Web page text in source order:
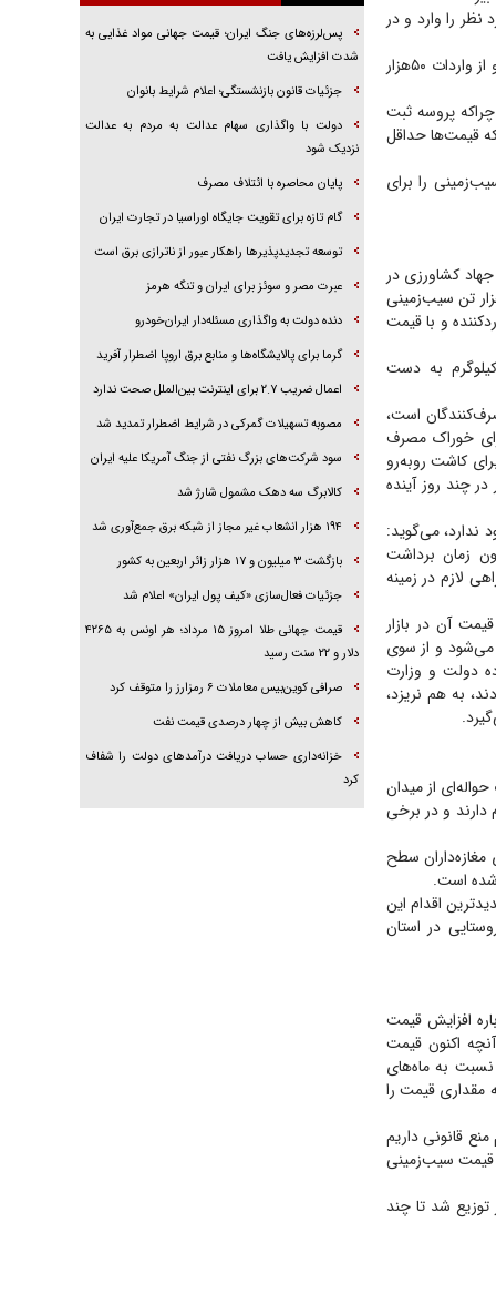
را وارد و در
روز گذشته وزیر جهاد کشاورزی و معاونش دلیل کمبود و گرانی سیب‌زمینی را آسیب‌شناسی کردند و از واردات ۵۰‌هزار
پروسه ثبت
که قیمت‌ها حداقل
را برای
کشاورزی در
قیمت و موجودی سیب‌زمینی می‌گوید: از روز چهارشنبه (دیروز) مجوز واردات ۵۰‌هزار تن سیب‌زمینی
و با قیمت
تومان به ازای هر کیلوگرم به دست
است،
خوراک مصرف
کاشت روبه‌رو
چند روز آینده
ندارد، می‌گوید:
زمان برداشت
لازم در زمینه
آن در بازار
می‌شود و از سوی
دولت و وزارت
به هم نریزد،
از میدان
دارند و در برخی
سطح
شده است.
اقدام این
روستایی در استان
افزایش قیمت
اکنون قیمت
نسبت به ماه‌های
مقداری قیمت را
قانونی داریم
قیمت سیب‌زمینی
کشور توزیع شد تا چند
خواهرم فرمانده جهادی و اهل خدمت بی‌منت بود
جزئیات شکنجه‌هایم فراتر از آن است که در بیان
بگنجد!
گزارش «جوان» از قوانین سخت‌گیرانه ۶ قاره در
برابر یورش به پاسگاه‌های پلیس
پس‌لرزه‌های جنگ ایران؛ قیمت جهانی مواد غذایی به
شدت افزایش یافت
جزئیات قانون بازنشستگی؛ اعلام شرایط بانوان
دولت با واگذاری سهام عدالت به مردم به عدالت
نزدیک شود
پایان محاصره با ائتلاف مصرف
گام تازه برای تقویت جایگاه اوراسیا در تجارت ایران
توسعه تجدیدپذیر‌ها راهکار عبور از ناترازی برق است
عبرت مصر و سوئز برای ایران و تنگه هرمز
دنده دولت به واگذاری مسئله‌دار ایران‌خودرو
گرما برای پالایشگاه‌ها و منابع برق اروپا اضطرار آفرید
اعمال ضریب ۲.۷ برای اینترنت بین‌الملل صحت ندارد
مصوبه تسهیلات گمرکی در شرایط اضطرار تمدید شد
سود شرکت‌های بزرگ نفتی از جنگ آمریکا علیه ایران
کالابرگ سه دهک مشمول شارژ شد
۱۹۴ هزار انشعاب غیر مجاز از شبکه برق جمع‌آوری شد
بازگشت ۳ میلیون و ۱۷ هزار زائر اربعین به کشور
جزئیات فعال‌سازی «کیف پول ایران» اعلام شد
قیمت جهانی طلا امروز ۱۵ مرداد؛ هر اونس به ۴۲۶۵
دلار و ۲۲ سنت رسید
صرافی کوین‌بیس معاملات ۶ رمزارز را متوقف کرد
کاهش بیش از چهار درصدی قیمت نفت
خزانه‌داری حساب دریافت درآمد‌های دولت را شفاف
کرد